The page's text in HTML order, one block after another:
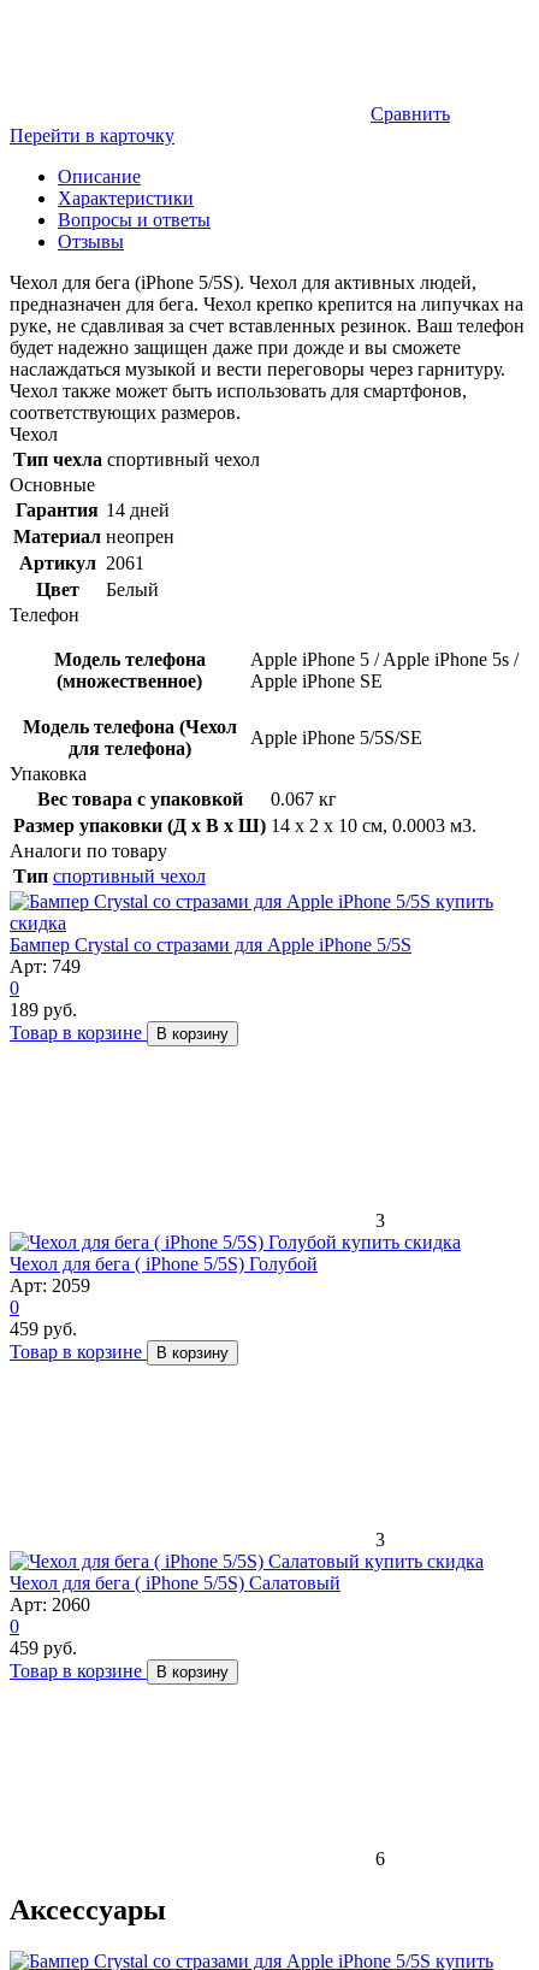
Сравнить
Перейти в карточку
Описание
Характеристики
Вопросы и ответы
Отзывы
Чехол для бега (iPhone 5/5S). Чехол для активных людей,
предназначен для бега. Чехол крепко крепится на липучках на
руке, не сдавливая за счет вставленных резинок. Ваш телефон
будет надежно защищен даже при дожде и вы сможете
наслаждаться музыкой и вести переговоры через гарнитуру.
Чехол также может быть использовать для смартфонов,
соответствующих размеров.
Чехол
Тип чехла спортивный чехол
Основные
Гарантия 14 дней
Материал неопрен
Артикул 2061
Цвет
Белый
Телефон
Модель телефона
(множественное)
Apple iPhone 5 / Apple iPhone 5s /
Apple iPhone SE
Модель телефона (Чехол
для телефона)
Apple iPhone 5/5S/SE
Упаковка
Вес товара с упаковкой
0.067 кг
Размер упаковки (Д x В x Ш) 14 x 2 x 10 см, 0.0003 м3.
Аналоги по товару
Тип спортивный чехол
скидка
Бампер Crystal со стразами для Apple iPhone 5/5S
Арт: 749
0
189 руб.
Товар в корзине
В корзину
3
скидка
Чехол для бега ( iPhone 5/5S) Голубой
Арт: 2059
0
459 руб.
Товар в корзине
В корзину
3
скидка
Чехол для бега ( iPhone 5/5S) Салатовый
Арт: 2060
0
459 руб.
Товар в корзине
В корзину
6
Аксессуары